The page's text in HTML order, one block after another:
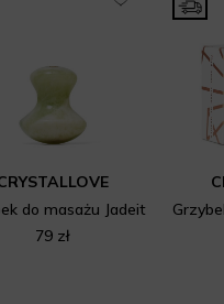
do masażu Jadeit
79 zł